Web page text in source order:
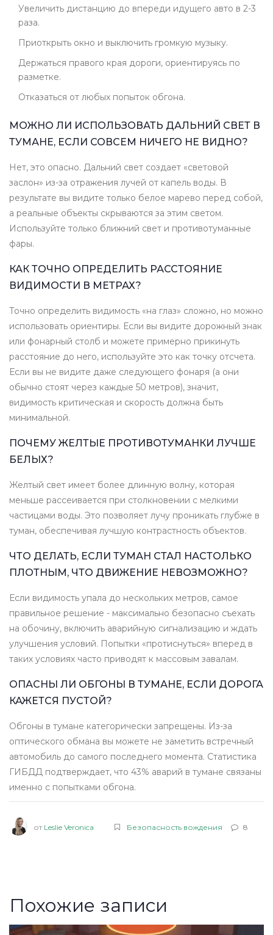
Увеличить дистанцию до впереди идущего авто в 2-3
раза.
Приоткрыть окно и выключить громкую музыку.
Держаться правого края дороги, ориентируясь по
разметке.
Отказаться от любых попыток обгона.
МОЖНО ЛИ ИСПОЛЬЗОВАТЬ ДАЛЬНИЙ СВЕТ В
ТУМАНЕ, ЕСЛИ СОВСЕМ НИЧЕГО НЕ ВИДНО?
Нет, это опасно. Дальний свет создает «световой
заслон» из-за отражения лучей от капель воды. В
результате вы видите только белое марево перед собой,
а реальные объекты скрываются за этим светом.
Используйте только ближний свет и противотуманные
фары.
КАК ТОЧНО ОПРЕДЕЛИТЬ РАССТОЯНИЕ
ВИДИМОСТИ В МЕТРАХ?
Точно определить видимость «на глаз» сложно, но можно
использовать ориентиры. Если вы видите дорожный знак
или фонарный столб и можете примерно прикинуть
расстояние до него, используйте это как точку отсчета.
Если вы не видите даже следующего фонаря (а они
обычно стоят через каждые 50 метров), значит,
видимость критическая и скорость должна быть
минимальной.
ПОЧЕМУ ЖЕЛТЫЕ ПРОТИВОТУМАНКИ ЛУЧШЕ
БЕЛЫХ?
Желтый свет имеет более длинную волну, которая
меньше рассеивается при столкновении с мелкими
частицами воды. Это позволяет лучу проникать глубже в
туман, обеспечивая лучшую контрастность объектов.
ЧТО ДЕЛАТЬ, ЕСЛИ ТУМАН СТАЛ НАСТОЛЬКО
ПЛОТНЫМ, ЧТО ДВИЖЕНИЕ НЕВОЗМОЖНО?
Если видимость упала до нескольких метров, самое
правильное решение - максимально безопасно съехать
на обочину, включить аварийную сигнализацию и ждать
улучшения условий. Попытки «протиснуться» вперед в
таких условиях часто приводят к массовым завалам.
ОПАСНЫ ЛИ ОБГОНЫ В ТУМАНЕ, ЕСЛИ ДОРОГА
КАЖЕТСЯ ПУСТОЙ?
Обгоны в тумане категорически запрещены. Из-за
оптического обмана вы можете не заметить встречный
автомобиль до самого последнего момента. Статистика
ГИБДД подтверждает, что 43% аварий в тумане связаны
именно с попытками обгона.
от Leslie Veronica Безопасность вождения 8
Похожие записи